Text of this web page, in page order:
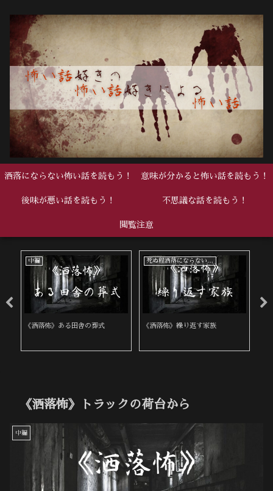
洒落にならない怖い話を読もう！ 意味が分かると怖い話を読もう！
後味が悪い話を読もう！ 不思議な話を読もう！
閲覧注意
中編
《洒落怖》ある田舎の葬式
死ぬ程洒落にならない怖い話
《洒落怖》繰り返す家族
《洒落怖》トラックの荷台から
中編